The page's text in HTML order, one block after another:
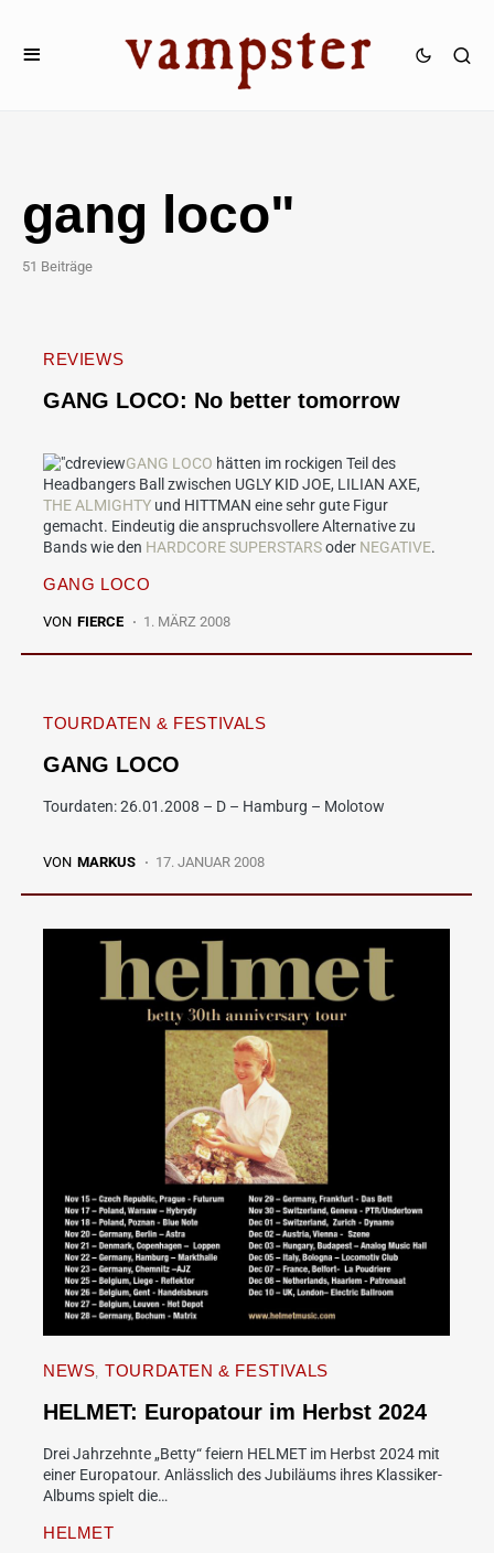
gang loco"
51 Beiträge
REVIEWS
GANG LOCO: No better tomorrow
GANG LOCO hätten im rockigen Teil des
Headbangers Ball zwischen UGLY KID JOE, LILIAN AXE,
THE ALMIGHTY und HITTMAN eine sehr gute Figur
gemacht. Eindeutig die anspruchsvollere Alternative zu
Bands wie den HARDCORE SUPERSTARSoder NEGATIVE.
GANG LOCO
VON FIERCE 1. MÄRZ 2008
TOURDATEN & FESTIVALS
GANG LOCO
Tourdaten: 26.01.2008 – D – Hamburg – Molotow
VON MARKUS 17. JANUAR 2008
NEWS TOURDATEN & FESTIVALS
HELMET: Europatour im Herbst 2024
Drei Jahrzehnte „Betty“ feiern HELMET im Herbst 2024 mit
einer Europatour. Anlässlich des Jubiläums ihres Klassiker-
Albums spielt die…
HELMET